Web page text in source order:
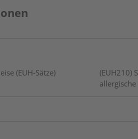
(EUH-Sätze)
(EUH210)